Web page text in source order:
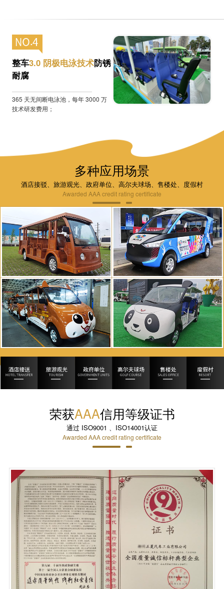
整车3.0 阴极电泳技术防锈
耐腐
365 天无间断电泳池，每年 3000 万
技术研发费用；
多种应用场景
酒店接驳、旅游观光、政府单位、高尔夫球场、售楼处、度假村
Awarded AAA credit rating certificate
荣获AAA信用等级证书
通过 ISO9001 、ISO14001认证
Awarded AAA credit rating certificate